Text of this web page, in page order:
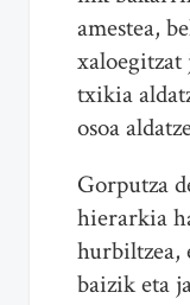
amestea,
txikia
osoa
Gorputza
hierarkia
hurbiltzea,
baizik eta